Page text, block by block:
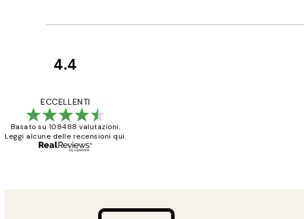
4.4
ECCELLENTI
Basato su 108488 valutazioni.
Leggi alcune delle recensioni qui.